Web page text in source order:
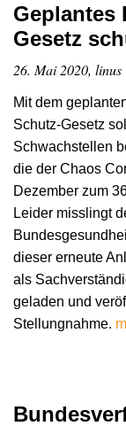
Geplantes
Gesetz
26. Mai 2020, linus
Mit dem
Schutz-Gesetz
Schwachstellen
die der Chaos
Dezember zum
Leider misslingt
dieser erneute
als
geladen und
Stellungnahme.